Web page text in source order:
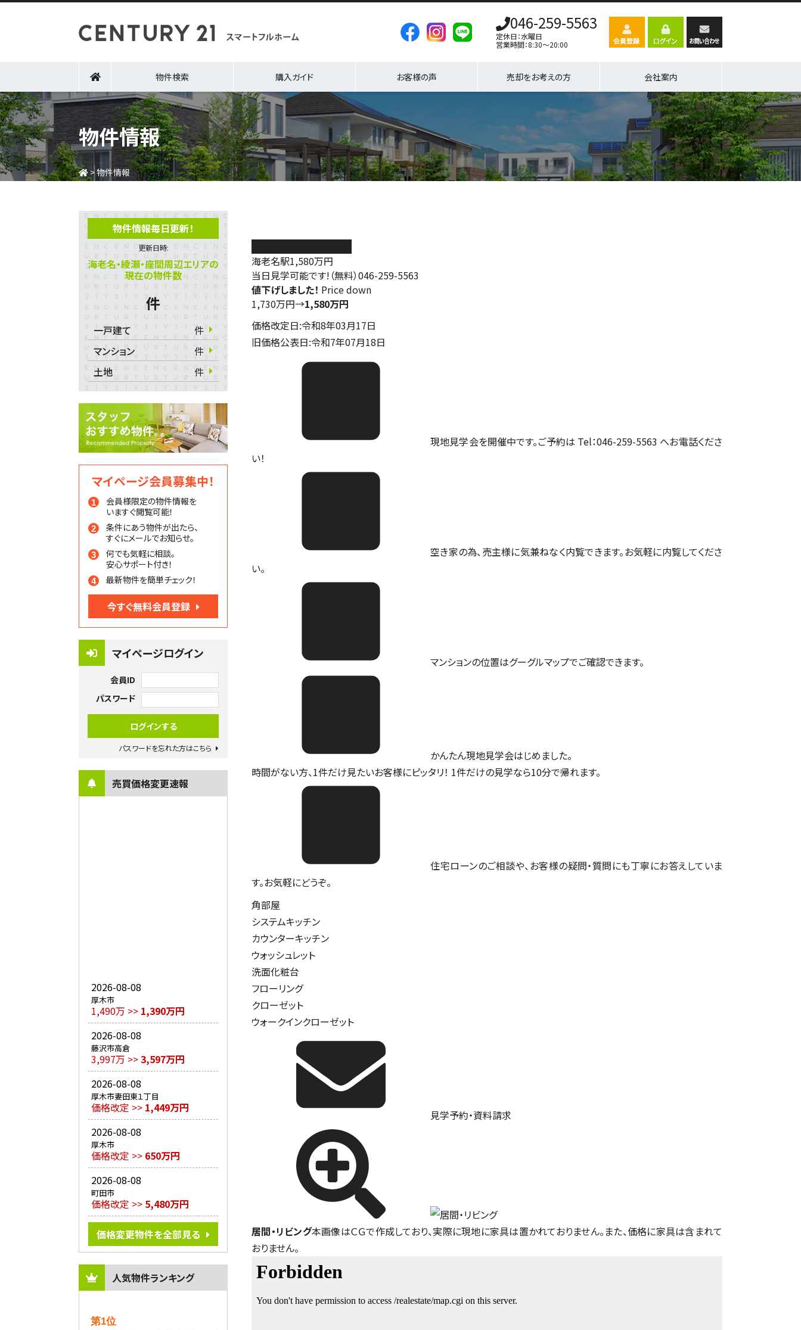
046-259-5563
定休日：水曜日
営業時間：8:30～20:00
物件検索 購入ガイド お客様の声 売却をお考えの方 会社案内
物件情報
>物件情報
物件情報毎日更新！
更新日時:
海老名・綾瀬・座間周辺エリアの
現在の物件数
件
一戸建て
件
マンション
件
土地
件
マイページ会員募集中！
会員様限定の物件情報を
いますぐ閲覧可能！
条件にあう物件が出たら、
すぐにメールでお知らせ。
何でも気軽に相談。
安心サポート付き！
最新物件を簡単チェック！
今すぐ無料会員登録
マイページログイン
会員ID
パスワード
パスワードを忘れた方はこちら
売買価格変更速報
2026-08-08
厚木市
1,490万 >> 1,390万円
2026-08-08
藤沢市高倉
3,997万 >>3,597万円
2026-08-08
厚木市妻田東１丁目
価格改定 >> 1,449万円
2026-08-08
厚木市
価格改定 >> 650万円
2026-08-08
町田市
価格改定 >> 5,480万円
価格変更物件を全部見る
人気物件ランキング
第1位
海老名駅1,580万円
当日見学可能です!（無料）046-259-5563
値下げしました！ Price down
1,730万円→1,580万円
価格改定日:令和8年03月17日
旧価格公表日:令和7年07月18日
現地見学会を開催中です。ご予約は Tel：046-259-5563 へお電話くださ
い！
空き家の為、売主様に気兼ねなく内覧できます。お気軽に内覧してくださ
い。
マンションの位置はグーグルマップでご確認できます。
かんたん現地見学会はじめました。
時間がない方、1件だけ見たいお客様にピッタリ！ 1件だけの見学なら10分で帰れます。
住宅ローンのご相談や、お客様の疑問・質問にも丁寧にお答えしていま
す。お気軽にどうぞ。
角部屋
システムキッチン
カウンターキッチン
ウォッシュレット
洗面化粧台
フローリング
クローゼット
ウォークインクローゼット
見学予約・資料請求
居間・リビング本画像はＣＧで作成しており、実際に現地に家具は置かれておりません。また、価格に家具は含まれて
おりません。